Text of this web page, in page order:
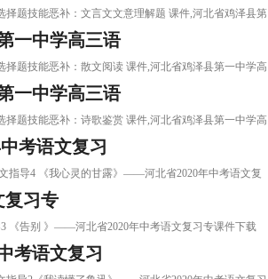
题技能恶补：文言文文意理解题 课件,河北省鸡泽县第
一中学高三语
题技能恶补：散文阅读 课件,河北省鸡泽县第一中学高
一中学高三语
题技能恶补：诗歌鉴赏 课件,河北省鸡泽县第一中学高
考语文复习
指导4 《我心灵的甘露》——河北省2020年中考语文复
习专
《告别 》——河北省2020年中考语文复习专课件下载
考语文复习